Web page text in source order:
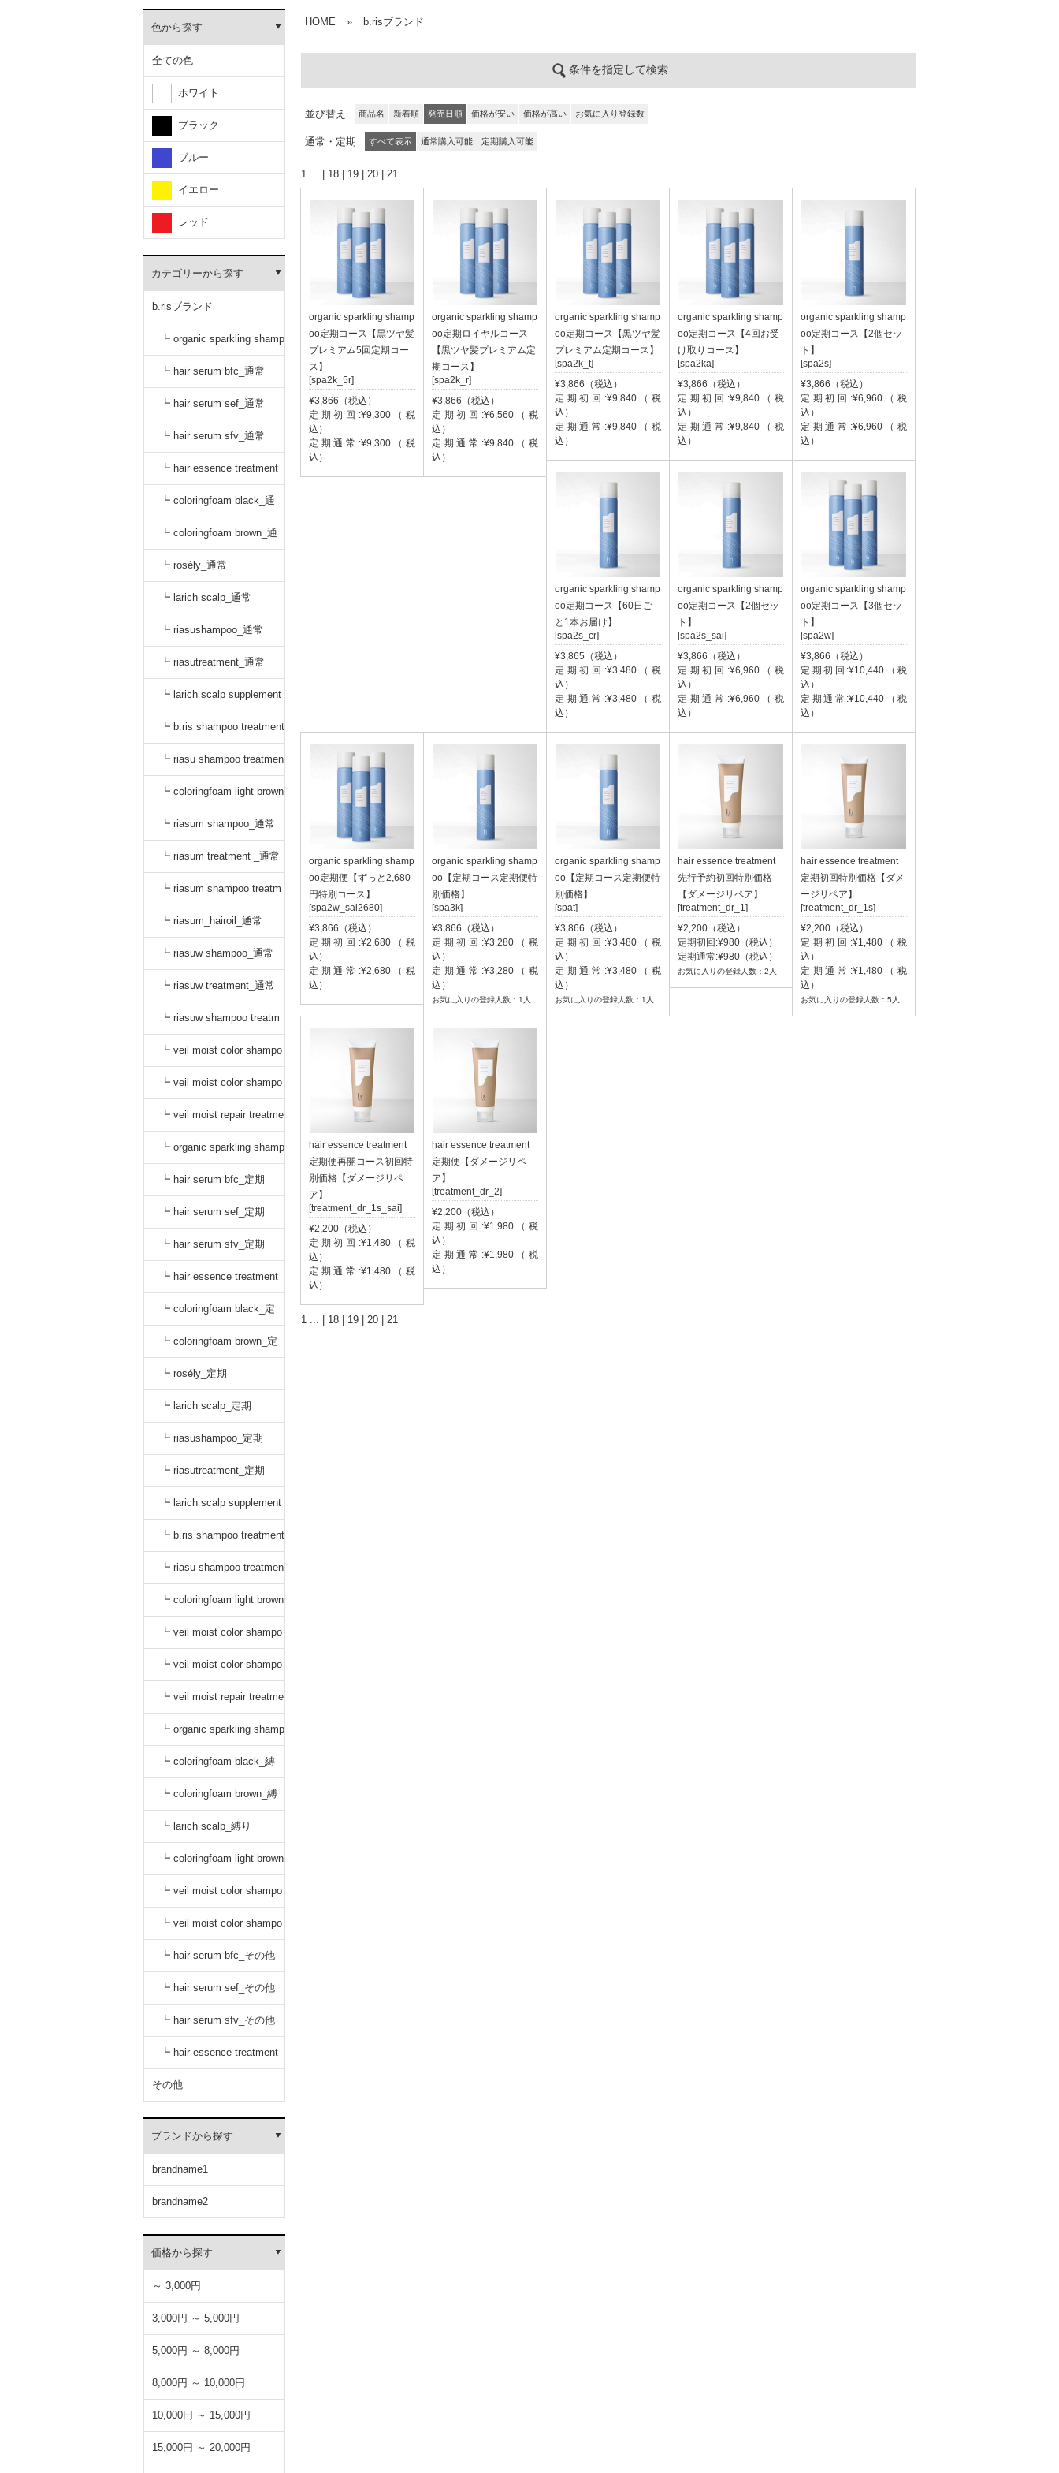
色から探す
全ての色
ホワイト
ブラック
ブルー
イエロー
レッド
カテゴリーから探す
b.risブランド
┗ organic sparkling shamp
oo_通常
┗ hair serum bfc_通常
┗ hair serum sef_通常
┗ hair serum sfv_通常
┗ hair essence treatment
dr_通常
┗ coloringfoam black_通
常
┗ coloringfoam brown_通
常
┗ rosély_通常
┗ larich scalp_通常
┗ riasushampoo_通常
┗ riasutreatment_通常
┗ larich scalp supplement
_通常
┗ b.ris shampoo treatment
セット_通常
┗ riasu shampoo treatmen
t セット_通常
┗ coloringfoam light brown
_通常
┗ riasum shampoo_通常
┗ riasum treatment _通常
┗ riasum shampoo treatm
ent セット_通常
┗ riasum_hairoil_通常
┗ riasuw shampoo_通常
┗ riasuw treatment_通常
┗ riasuw shampoo treatm
ent セット_通常
┗ veil moist color shampo
o black_通常
┗ veil moist color shampo
o dark brown_通常
┗ veil moist repair treatme
nt_通常
┗ organic sparkling shamp
oo_定期
┗ hair serum bfc_定期
┗ hair serum sef_定期
┗ hair serum sfv_定期
┗ hair essence treatment
dr_定期
┗ coloringfoam black_定
期
┗ coloringfoam brown_定
期
┗ rosély_定期
┗ larich scalp_定期
┗ riasushampoo_定期
┗ riasutreatment_定期
┗ larich scalp supplement
_定期
┗ b.ris shampoo treatment
セット_定期
┗ riasu shampoo treatmen
t セット_定期
┗ coloringfoam light brown
_定期
┗ veil moist color shampo
o black_定期
┗ veil moist color shampo
o dark brown_定期
┗ veil moist repair treatme
nt_定期
┗ organic sparkling shamp
oo_縛り
┗ coloringfoam black_縛
り
┗ coloringfoam brown_縛
り
┗ larich scalp_縛り
┗ coloringfoam light brown
_縛り
┗ veil moist color shampo
o black_縛り
┗ veil moist color shampo
o dark brown_縛り
┗ hair serum bfc_その他
┗ hair serum sef_その他
┗ hair serum sfv_その他
┗ hair essence treatment
dr_その他
その他
ブランドから探す
brandname1
brandname2
価格から探す
～ 3,000円
3,000円 ～ 5,000円
5,000円 ～ 8,000円
8,000円 ～ 10,000円
10,000円 ～ 15,000円
15,000円 ～ 20,000円
HOME » b.risブランド
条件を指定して検索
並び替え 商品名 新着順 発売日順 価格が安い 価格が高い お気に入り登録数
通常・定期 すべて表示 通常購入可能 定期購入可能
1 ... | 18 19 20 21
organic sparkling shamp
oo定期コース【黒ツヤ髪
プレミアム5回定期コー
ス】
[spa2k_5r]
¥3,866（税込）
定期初回:¥9,300（税
込）
定期通常:¥9,300（税
込）
organic sparkling shamp
oo定期ロイヤルコース
【黒ツヤ髪プレミアム定
期コース】
[spa2k_r]
¥3,866（税込）
定期初回:¥6,560（税
込）
定期通常:¥9,840（税
込）
organic sparkling shamp
oo定期コース【黒ツヤ髪
プレミアム定期コース】
[spa2k_t]
¥3,866（税込）
定期初回:¥9,840（税
込）
定期通常:¥9,840（税
込）
organic sparkling shamp
oo定期コース【4回お受
け取りコース】
[spa2ka]
¥3,866（税込）
定期初回:¥9,840（税
込）
定期通常:¥9,840（税
込）
organic sparkling shamp
oo定期コース【2個セッ
ト】
[spa2s]
¥3,866（税込）
定期初回:¥6,960（税
込）
定期通常:¥6,960（税
込）
organic sparkling shamp
oo定期コース【60日ご
と1本お届け】
[spa2s_cr]
¥3,865（税込）
定期初回:¥3,480（税
込）
定期通常:¥3,480（税
込）
organic sparkling shamp
oo定期コース【2個セッ
ト】
[spa2s_sai]
¥3,866（税込）
定期初回:¥6,960（税
込）
定期通常:¥6,960（税
込）
organic sparkling shamp
oo定期コース【3個セッ
ト】
[spa2w]
¥3,866（税込）
定期初回:¥10,440（税
込）
定期通常:¥10,440（税
込）
organic sparkling shamp
oo定期便【ずっと2,680
円特別コース】
[spa2w_sai2680]
¥3,866（税込）
定期初回:¥2,680（税
込）
定期通常:¥2,680（税
込）
organic sparkling shamp
oo【定期コース定期便特
別価格】
[spa3k]
¥3,866（税込）
定期初回:¥3,280（税
込）
定期通常:¥3,280（税
込）
お気に入りの登録人数：1人
organic sparkling shamp
oo【定期コース定期便特
別価格】
[spat]
¥3,866（税込）
定期初回:¥3,480（税
込）
定期通常:¥3,480（税
込）
お気に入りの登録人数：1人
hair essence treatment
先行予約初回特別価格
【ダメージリペア】
[treatment_dr_1]
¥2,200（税込）
定期初回:¥980（税込）
定期通常:¥980（税込）
お気に入りの登録人数：2人
hair essence treatment
定期初回特別価格【ダメ
ージリペア】
[treatment_dr_1s]
¥2,200（税込）
定期初回:¥1,480（税
込）
定期通常:¥1,480（税
込）
お気に入りの登録人数：5人
hair essence treatment
定期便再開コース初回特
別価格【ダメージリペ
ア】
[treatment_dr_1s_sai]
¥2,200（税込）
定期初回:¥1,480（税
込）
定期通常:¥1,480（税
込）
hair essence treatment
定期便【ダメージリペ
ア】
[treatment_dr_2]
¥2,200（税込）
定期初回:¥1,980（税
込）
定期通常:¥1,980（税
込）
1 ... | 18 19 20 21